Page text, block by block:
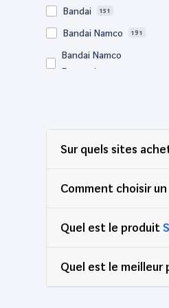
Bandai 151
Bandai Namco 191
Bandai Namco
Entertainment
Canon
DEG 89
Dell 2,938
Djeco 65
Sur quels sites
Comment choisir
Quel est le produit
Quel est le meilleur